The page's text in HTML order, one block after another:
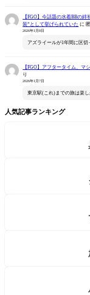
【FGO】今話題の水着BBの
装”として挙げられていた に
2026年1月8日
アズライールが1年間に区
【FGO】アフタータイム、
り
2026年1月7日
東京駅(これ)までの旅は楽し
人気記事ランキング